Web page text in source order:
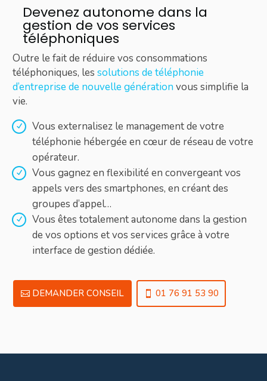
Devenez autonome dans la
gestion de vos services
téléphoniques
Outre le fait de réduire vos consommations
téléphoniques, lessolutions de téléphonie
d’entreprise de nouvelle générationvous simplifie la
vie.
Vous externalisez le management de votre
téléphonie hébergée en cœur de réseau de votre
opérateur.
Vous gagnez en flexibilité en convergeant vos
appels vers des smartphones, en créant des
groupes d’appel…
Vous êtes totalement autonome dans la gestion
de vos options et vos services grâce à votre
interface de gestion dédiée.
DEMANDER CONSEIL 01 76 91 53 90